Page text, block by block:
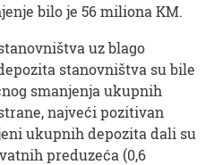
bilo je 56 miliona KM.
uz blago
stanovništva su bile
smanjenja ukupnih
najveći pozitivan
ukupnih depozita dali su
preduzeća (0,6